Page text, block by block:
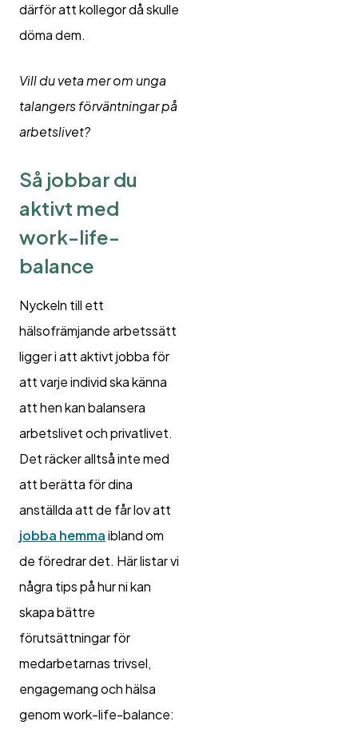
därför att kollegor då skulle
döma dem.
Vill du veta mer om unga
talangers förväntningar på
arbetslivet?
Så jobbar du
aktivt med
work-life-
balance
Nyckeln till ett
hälsofrämjande arbetssätt
ligger i att aktivt jobba för
att varje individ ska känna
att hen kan balansera
arbetslivet och privatlivet.
Det räcker alltså inte med
att berätta för dina
anställda att de får lov att
jobba hemmaibland om
de föredrar det. Här listar vi
några tips på hur ni kan
skapa bättre
förutsättningar för
medarbetarnas trivsel,
engagemang och hälsa
genom work-life-balance: